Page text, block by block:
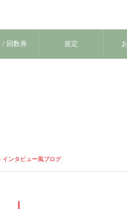
/ 回数券 規定
ンタビュー風ブログ